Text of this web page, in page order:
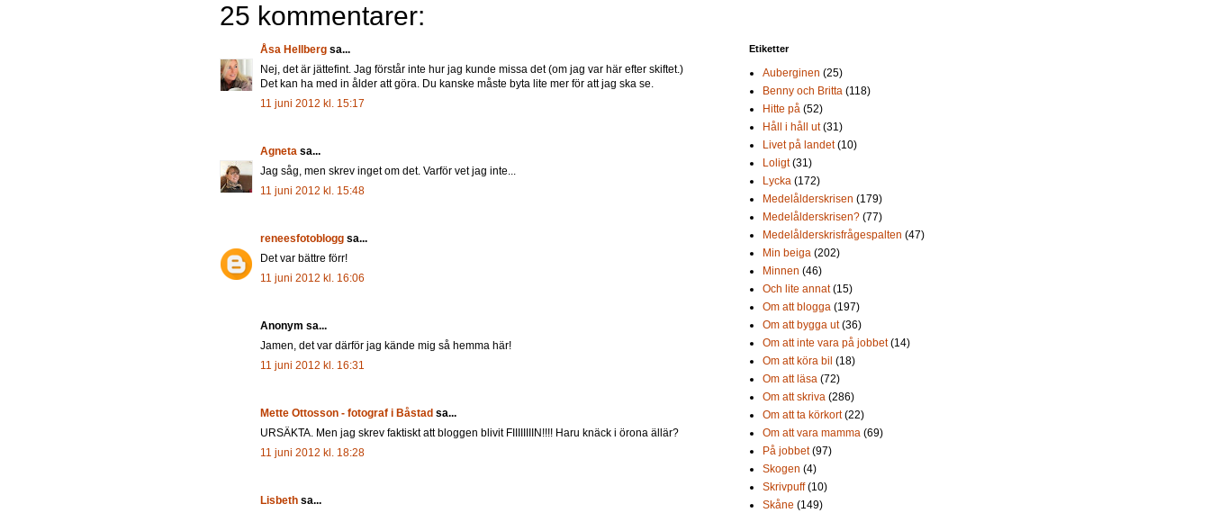
25 kommentarer:
Åsa Hellberg sa...
Nej, det är jättefint. Jag förstår inte hur jag kunde missa det (om jag var här efter skiftet.)
Det kan ha med in ålder att göra. Du kanske måste byta lite mer för att jag ska se.
11 juni 2012 kl. 15:17
Agneta sa...
Jag såg, men skrev inget om det. Varför vet jag inte...
11 juni 2012 kl. 15:48
reneesfotoblogg sa...
Det var bättre förr!
11 juni 2012 kl. 16:06
Anonym sa...
Jamen, det var därför jag kände mig så hemma här!
11 juni 2012 kl. 16:31
Mette Ottosson - fotograf i Båstad sa...
URSÄKTA. Men jag skrev faktiskt att bloggen blivit FIIIIIIIIN!!!! Haru knäck i örona ällär?
11 juni 2012 kl. 18:28
Lisbeth sa...
Etiketter
Auberginen (25)
Benny och Britta (118)
Hitte på (52)
Håll i håll ut (31)
Livet på landet (10)
Loligt (31)
Lycka (172)
Medelålderskrisen (179)
Medelålderskrisen? (77)
Medelålderskrisfrågespalten (47)
Min beiga (202)
Minnen (46)
Och lite annat (15)
Om att blogga (197)
Om att bygga ut (36)
Om att inte vara på jobbet (14)
Om att köra bil (18)
Om att läsa (72)
Om att skriva (286)
Om att ta körkort (22)
Om att vara mamma (69)
På jobbet (97)
Skogen (4)
Skrivpuff (10)
Skåne (149)